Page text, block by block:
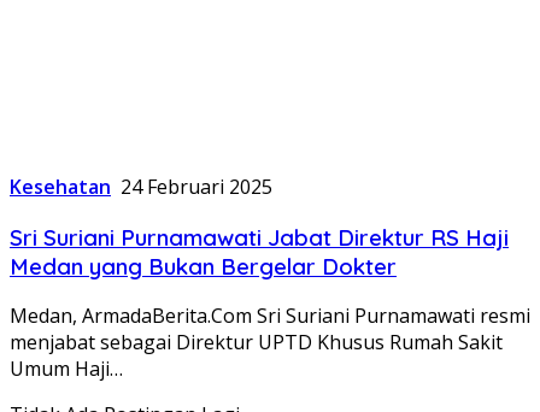
Kesehatan 24 Februari 2025
Sri Suriani Purnamawati Jabat Direktur RS Haji
Medan yang Bukan Bergelar Dokter
Medan, ArmadaBerita.Com Sri Suriani Purnamawati resmi
menjabat sebagai Direktur UPTD Khusus Rumah Sakit
Umum Haji…